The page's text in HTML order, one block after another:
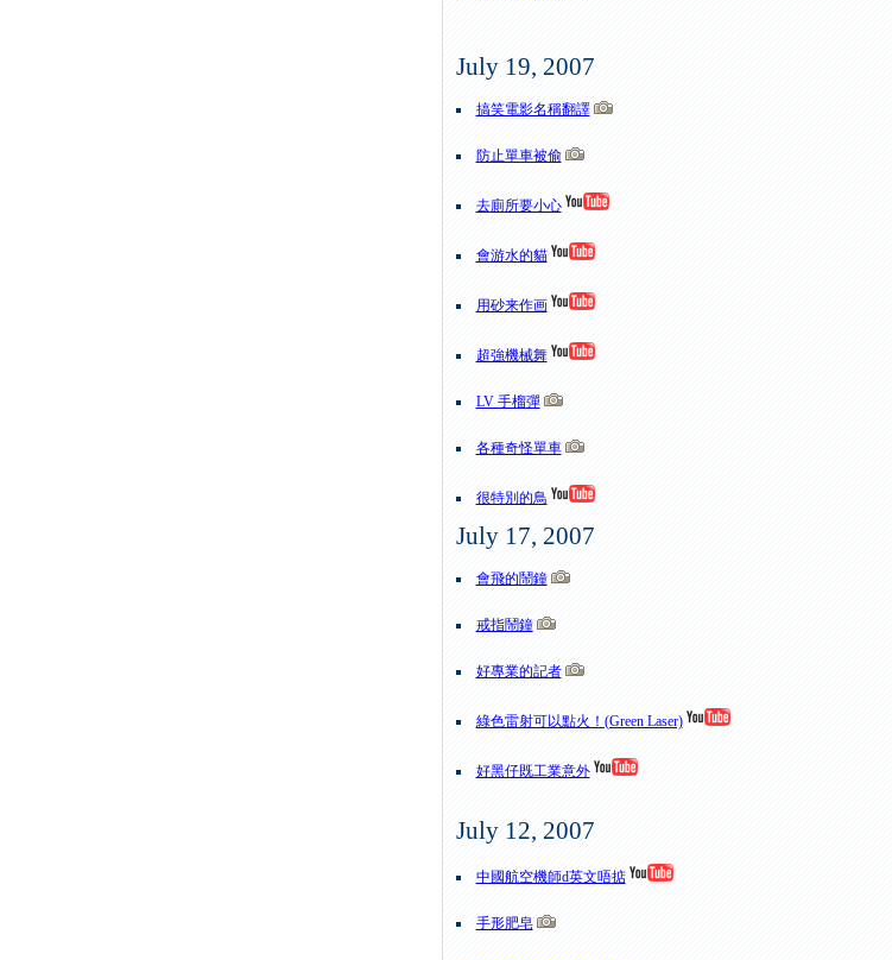
July 19, 2007
搞笑電影名稱翻譯
防止單車被偷
去廁所要小心
會游水的貓
用砂来作画
超強機械舞
LV 手榴彈
各種奇怪單車
很特別的鳥
July 17, 2007
會飛的鬧鐘
戒指鬧鐘
好專業的記者
綠色雷射可以點火！(Green Laser)
好黑仔既工業意外
July 12, 2007
中國航空機師d英文唔掂
手形肥皂